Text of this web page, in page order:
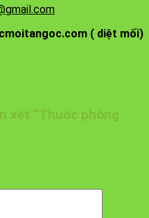
( diệt mối)
xét “Thuốc phòng